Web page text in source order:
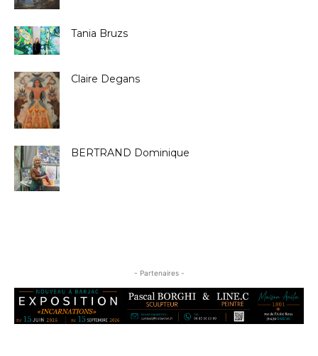
Tania Bruzs
Claire Degans
BERTRAND Dominique
- Partenaires -